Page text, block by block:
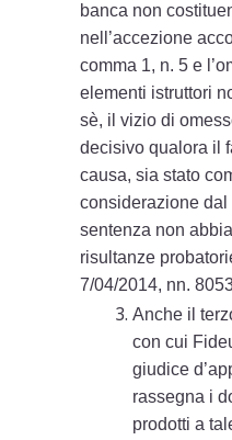
banca non
nell’accezione
comma 1, n. 5 e
elementi istruttori
sè, il vizio di
decisivo qualora il
causa, sia stato
considerazione
sentenza non
risultanze
7/04/2014, nn.
Anche il
con cui
giudice
rassegna i
prodotti a